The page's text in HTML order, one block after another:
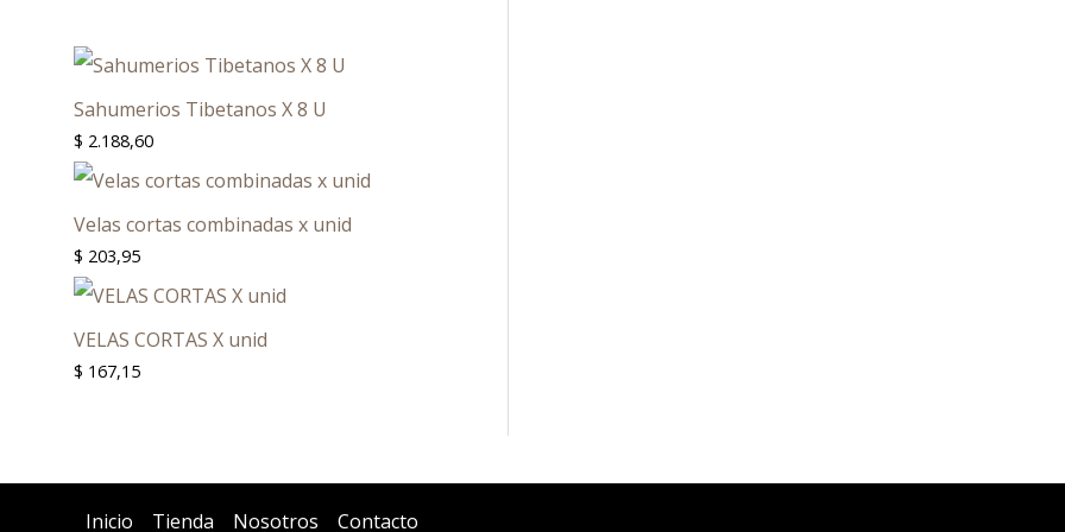
Sahumerios Tibetanos X 8 U
$ 2.188,60
Velas cortas combinadas x unid
$ 203,95
VELAS CORTAS X unid
$ 167,15
Inicio Tienda Nosotros Contacto